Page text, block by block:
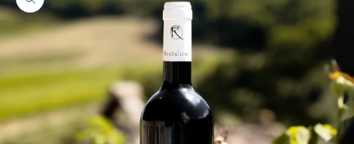
Ingrandisci immagine